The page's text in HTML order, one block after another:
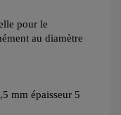
pour le
au diamètre
mm épaisseur 5